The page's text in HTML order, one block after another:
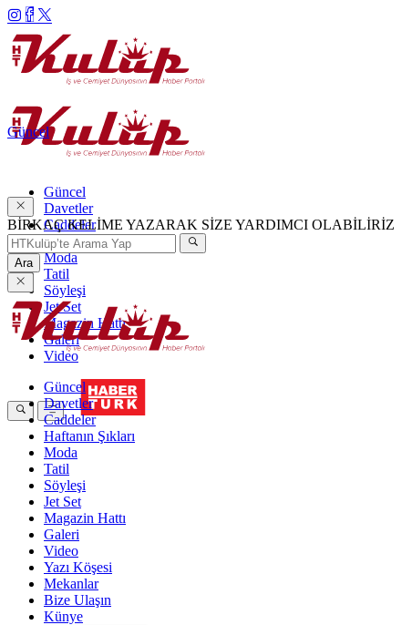
Güncel
Davetler
Caddeler
Haftanın Şıkları
Moda
Tatil
Söyleşi
Jet Set
Magazin Hattı
Galeri
Video
Güncel
BİRKAÇ KELİME YAZARAK SİZE YARDIMCI OLABİLİRİZ
Ara
Güncel
Davetler
Caddeler
Haftanın Şıkları
Moda
Tatil
Söyleşi
Jet Set
Magazin Hattı
Galeri
Video
Yazı Köşesi
Mekanlar
Bize Ulaşın
Künye